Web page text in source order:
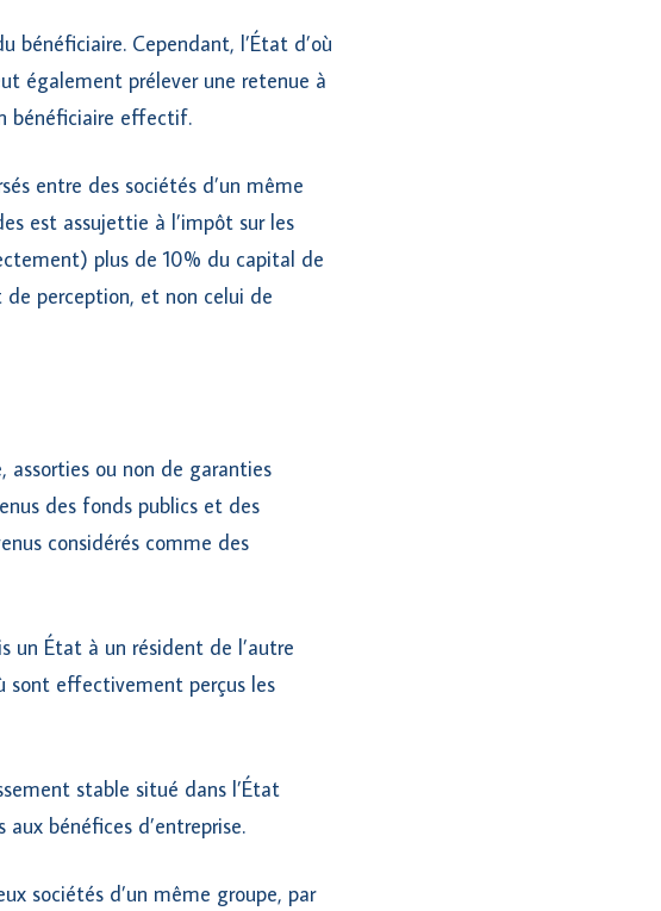
bénéficiaire. Cependant, l’État d’où
également prélever une retenue à
bénéficiaire effectif.
entre des sociétés d’un même
est assujettie à l’impôt sur les
plus de 10% du capital de
perception, et non celui de
assorties ou non de garanties
des fonds publics et des
considérés comme des
un État à un résident de l’autre
sont effectivement perçus les
stable situé dans l’État
bénéfices d’entreprise.
sociétés d’un même groupe, par